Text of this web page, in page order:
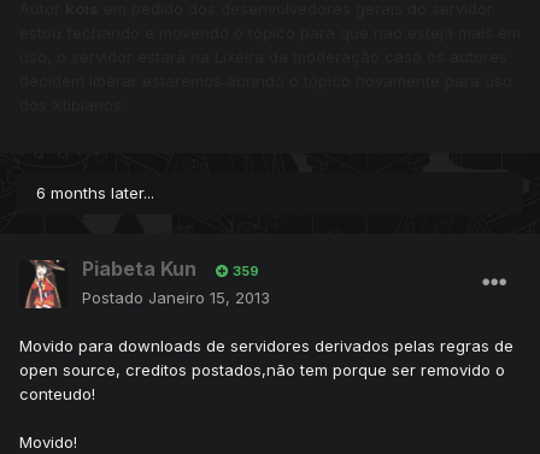
6 months later...
Piabeta Kun 359
Postado Janeiro 15, 2013
Movido para downloads de servidores derivados pelas regras de
open source, creditos postados,não tem porque ser removido o
conteudo!
Movido!